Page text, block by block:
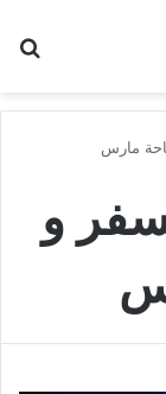
مارس
و